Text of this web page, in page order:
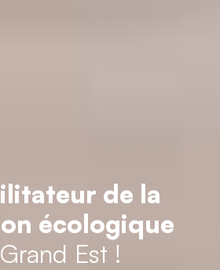
de la
écologique
Est !